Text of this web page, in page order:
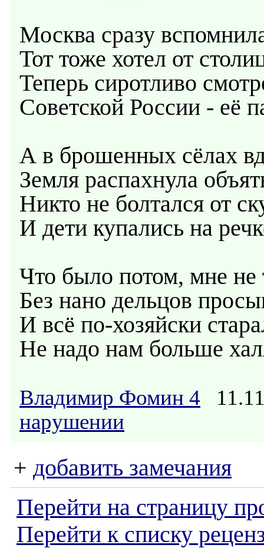
Москва сразу
Тот тоже хотел от
Теперь сиротливо
Советской России - её
А в брошенных сёлах
Земля распахнула
Никто не болтался от
И дети купались на
Что было потом, мне не
Без нано дельцов
И всё по-хозяйски
Не надо нам больше
Владимир Фомин 4
нарушении
+ добавить замечания
Перейти на страницу
Перейти к списку